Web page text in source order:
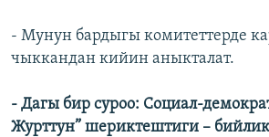
- Мунун бардыгы комитеттерде
чыккандан кийин аныкталат.
- Дагы бир суроо: Социал-
Журттун” шериктештиги –